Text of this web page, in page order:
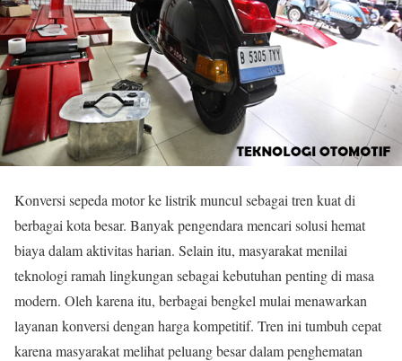
Konversi sepeda motor ke listrik muncul sebagai tren kuat di
berbagai kota besar. Banyak pengendara mencari solusi hemat
biaya dalam aktivitas harian. Selain itu, masyarakat menilai
teknologi ramah lingkungan sebagai kebutuhan penting di masa
modern. Oleh karena itu, berbagai bengkel mulai menawarkan
layanan konversi dengan harga kompetitif. Tren ini tumbuh cepat
karena masyarakat melihat peluang besar dalam penghematan